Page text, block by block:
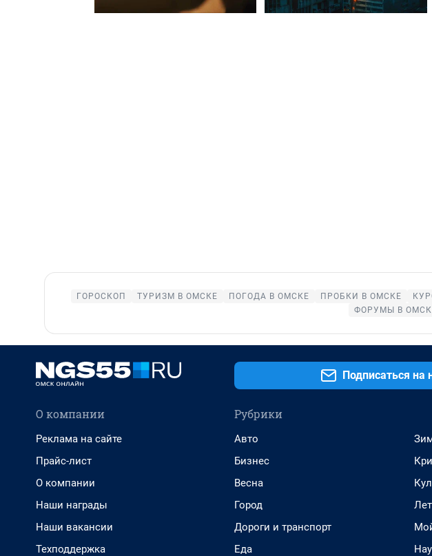
ГОРОСКОП ТУРИЗМ В ОМСКЕ ПОГОДА В ОМСКЕ ПРОБКИ В ОМСКЕ
ФОРУМЫ В
Подписаться на
О компании
Реклама на сайте
Прайс-лист
О компании
Наши награды
Наши вакансии
Техподдержка
Рубрики
Авто
Бизнес
Весна
Город
Дороги и транспорт
Еда